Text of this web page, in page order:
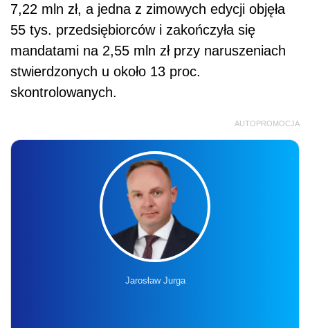
7,22 mln zł, a jedna z zimowych edycji objęła
55 tys. przedsiębiorców i zakończyła się
mandatami na 2,55 mln zł przy naruszeniach
stwierdzonych u około 13 proc.
skontrolowanych.
AUTOPROMOCJA
Jarosław Jurga